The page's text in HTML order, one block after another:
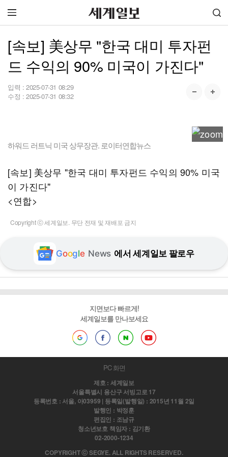
[속보] 美상무 "한국 대미 투자펀
드 수익의 90% 미국이 가진다"
입력 : 2025-07-31 08:29
수정 : 2025-07-31 08:32
하워드 러트닉 미국 상무장관. 로이터연합뉴스
[속보] 美상무 "한국 대미 투자펀드 수익의 90% 미국
이 가진다"
<연합>
Copyright ⓒ 세계일보. 무단 전재 및 재배포 금지
Google News 에서 세계일보 팔로우
지면보다 빠르게!
세계일보를 만나보세요
PC 화면
제호 : 세계일보
서울특별시 용산구 서빙고로 17
등록번호 : 서울, 아03959 | 등록일(발행일) : 2015년 11월 2일
발행인 : 박정훈
편집인 : 조남규
청소년보호 책임자 : 김기환
02-2000-1234
COPYRIGHT ⓒ SEGYE. ALL RIGHTS RESERVED.